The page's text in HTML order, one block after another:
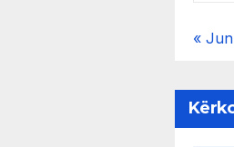
« Jun